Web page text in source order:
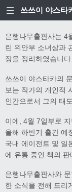
은행나무출판사는 4
린 위안부 소녀상과
장을 정리하였습니다.
쓰쓰이 야스타카의
보는 작가의 개인적
인간으로서 그의 태
이에, 4월 7일부로
올해 하반기 출간 예
국내 에이전트 및 일
에 유통 중인 책의 판
은행나무출판사와
한 소식을 전해 드리